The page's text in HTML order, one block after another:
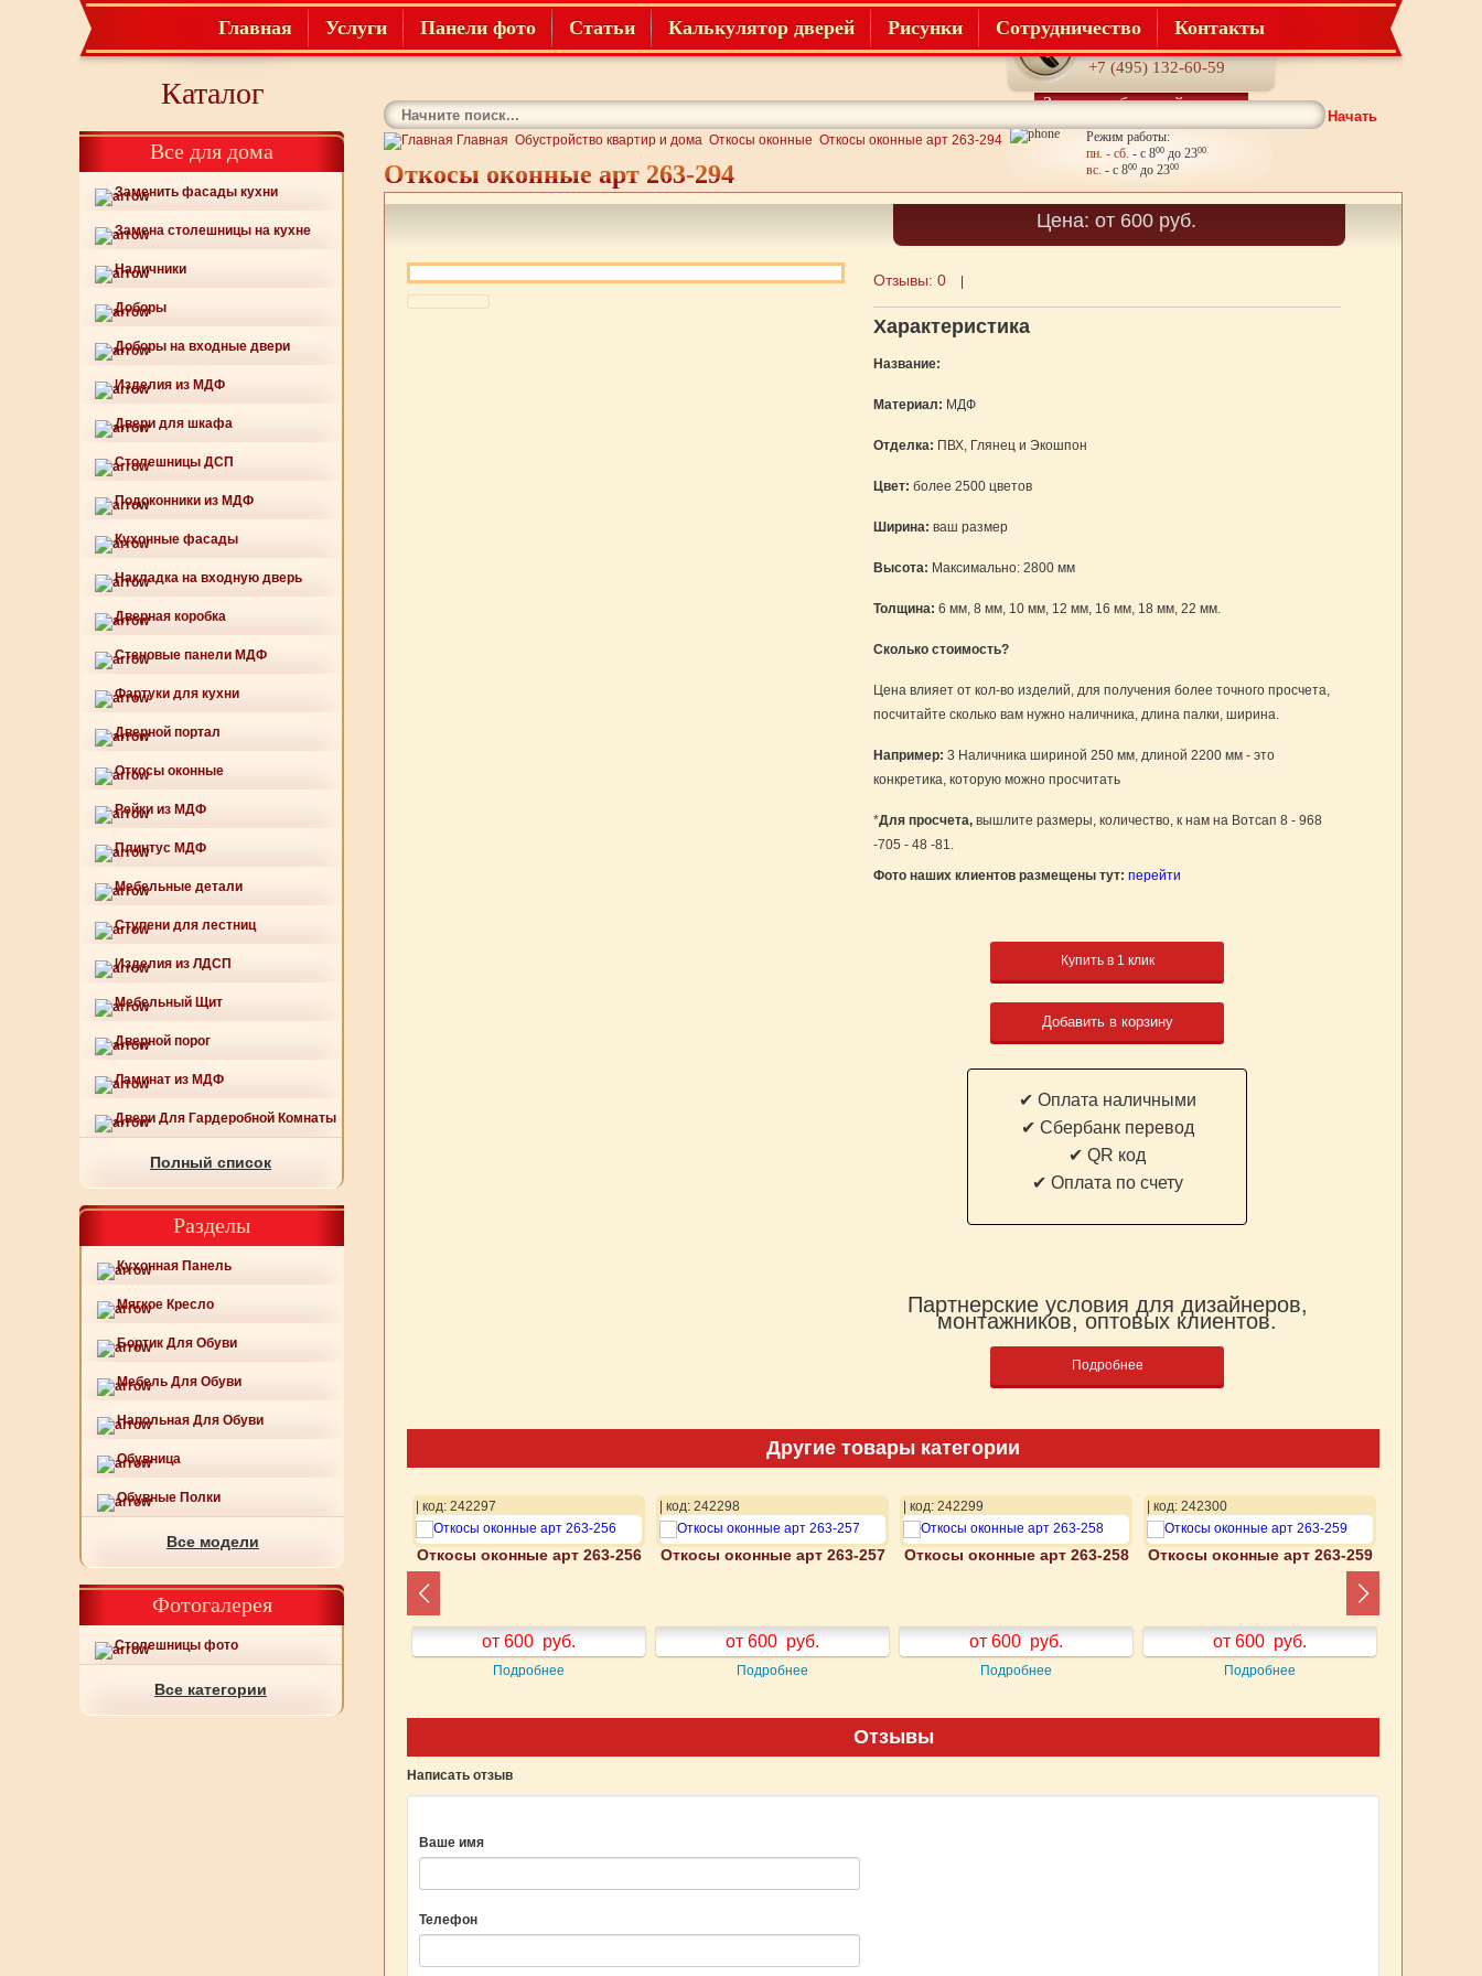
Телефон:
+7 (495) 132-60-59
Заказать обратный звонок
Режим работы:
пн. - сб. - с 800до 2300
вс. - с 800до 2300
Корзина
Главная Услуги Панели фото Статьи Калькулятор дверей Рисунки Сотрудничество Контакты
Каталог
Все для дома
Заменить фасады кухни
Замена столешницы на кухне
Наличники
Доборы
Доборы на входные двери
Изделия из МДФ
Двери для шкафа
Столешницы ДСП
Подоконники из МДФ
Кухонные фасады
Накладка на входную дверь
Дверная коробка
Стеновые панели МДФ
Фартуки для кухни
Дверной портал
Откосы оконные
Рейки из МДФ
Плинтус МДФ
Мебельные детали
Ступени для лестниц
Изделия из ЛДСП
Мебельный Щит
Дверной порог
Ламинат из МДФ
Двери Для Гардеробной Комнаты
Полный список
Разделы
Кухонная Панель
Мягкое Кресло
Бортик Для Обуви
Мебель Для Обуви
Напольная Для Обуви
Обувница
Обувные Полки
Все модели
Фотогалерея
Столешницы фото
Все категории
Начать
Главная Обустройство квартир и дома Откосы оконные Откосы оконные арт 263-294
Откосы оконные арт 263-294
Цена: от 600 руб.
Отзывы:0
Характеристика
Название:
Материал: МДФ
Отделка: ПВХ, Глянец и Экошпон
Цвет: более 2500 цветов
Ширина: ваш размер
Высота: Максимально: 2800 мм
Толщина: 6 мм, 8 мм, 10 мм, 12 мм, 16 мм, 18 мм, 22 мм.
Сколько стоимость?
Цена влияет от кол-во изделий, для получения более точного просчета,
посчитайте сколько вам нужно наличника, длина палки, ширина.
Например: 3 Наличника шириной 250 мм, длиной 2200 мм - это
конкретика, которую можно просчитать
*Для просчета, вышлите размеры, количество, к нам на Вотсап 8 - 968
-705 - 48 -81.
Фото наших клиентов размещены тут: перейти
Купить в 1 клик
Добавить в корзину
✔ Оплата наличными
✔ Cбербанк перевод
✔ QR код
✔ Оплата по счету
Партнерские условия для дизайнеров,
монтажников, оптовых клиентов.
Подробнее
Другие товары категории
арт 263-279
| код: 242321
Откосы оконные арт 263-280
| код: 242297
Откосы оконные арт 263-256
от 600 руб.
Подробнее
| код: 242298
Откосы оконные арт 263-257
от 600 руб.
Подробнее
| код: 242299
Откосы оконные арт 263-258
от 600 руб.
Подробнее
| код: 242300
Откосы оконные арт 263-259
от 600 руб.
Подробнее
Отзывы
Написать отзыв
Ваше имя
Телефон